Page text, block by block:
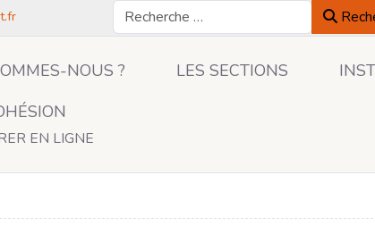
Rechercher
NOUS ? LES SECTIONS
EN LIGNE